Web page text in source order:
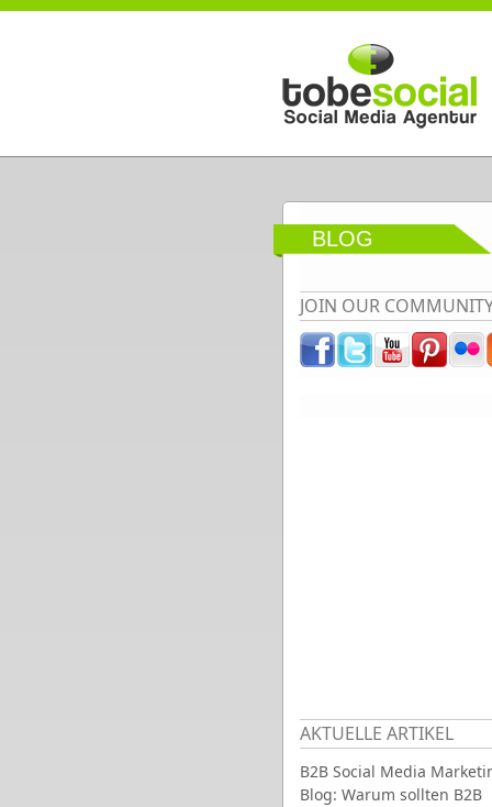
Direkt zum Inhalt
BLOG
JOIN OUR
AKTUELLE ARTIKEL
B2B Social Media
Blog: Warum sollten B2B